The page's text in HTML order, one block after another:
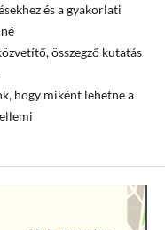
és a gyakorlati
összegző kutatás
hogy miként lehetne a